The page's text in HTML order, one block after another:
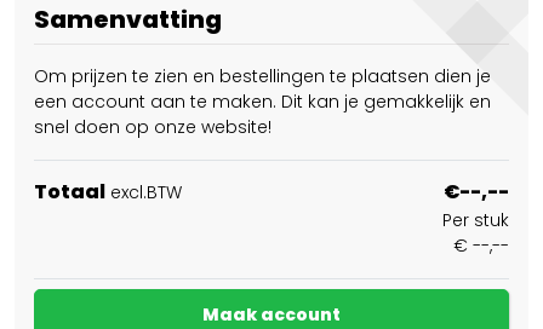
Samenvatting
Om prijzen te zien en bestellingen te plaatsen dien je
een account aan te maken. Dit kan je gemakkelijk en
snel doen op onze website!
Totaal excl.BTW €--,--
Per stuk
€ --,--
Maak account